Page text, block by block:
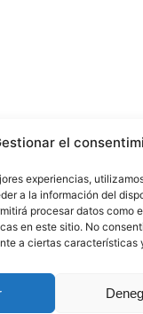
el
experiencias,
a la información del
procesar datos como
en este sitio. No
a ciertas características